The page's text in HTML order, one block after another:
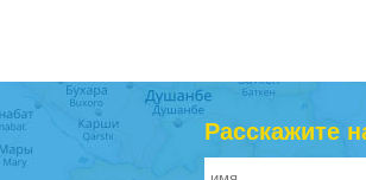
Расскажите